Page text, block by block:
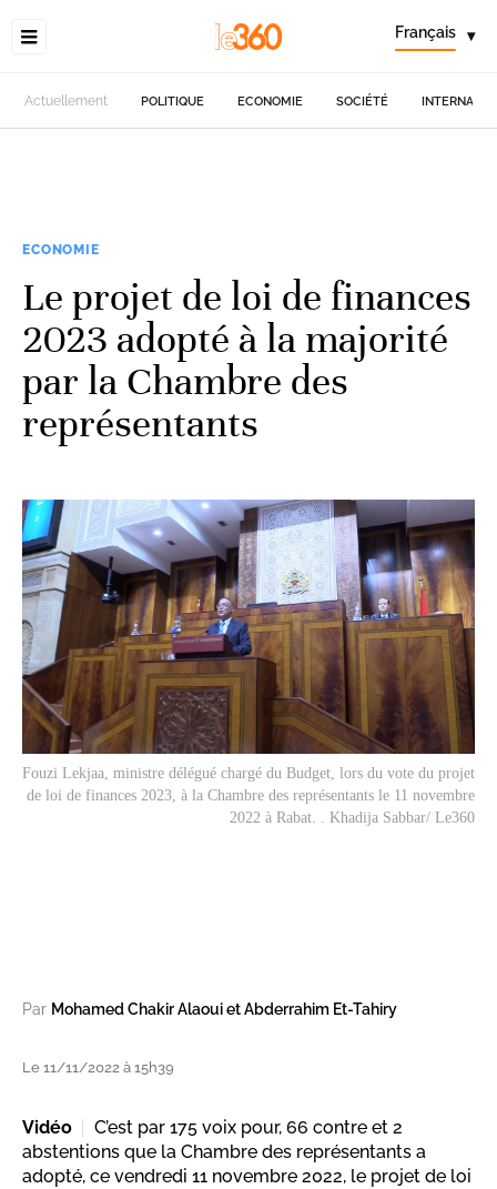
Français ▾
Actuellement POLITIQUE ECONOMIE SOCIÉTÉ
ECONOMIE
Le projet de loi de finances
2023 adopté à la majorité
par la Chambre des
représentants
Fouzi Lekjaa, ministre délégué chargé du Budget, lors du vote du projet
de loi de finances 2023, à la Chambre des représentants le 11 novembre
2022 à Rabat. . Khadija Sabbar/ Le360
Par Mohamed Chakir Alaoui et Abderrahim Et-Tahiry
Le 11/11/2022 à 15h39
Vidéo
C’est par 175 voix pour, 66 contre et 2
abstentions que la Chambre des représentants a
adopté, ce vendredi 11 novembre 2022, le projet de loi